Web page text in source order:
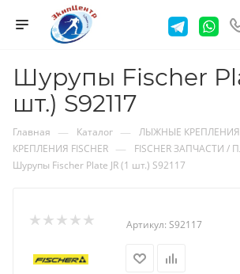
Шурупы Fischer
шт.) S92117
Главная — Каталог — ЛЫЖНЫЕ КРЕПЛЕНИЯ
КРЕПЛЕНИЯ FISCHER — FISCHER ЗАПЧАСТИ
Шурупы Fischer Plate JR (1 шт.) S92117
Артикул: S92117